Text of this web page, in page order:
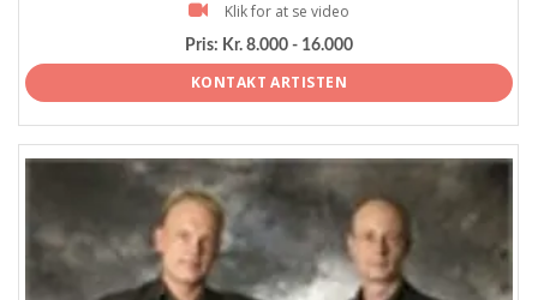
Klik for at se video
Pris: Kr. 8.000 - 16.000
KONTAKT ARTISTEN